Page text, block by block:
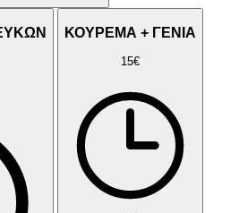
ΚΟΥΡΕΜΑ + ΓΕΝΙΑ
15€